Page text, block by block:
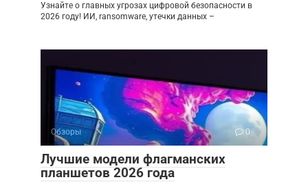
Узнайте о главных угрозах цифровой безопасности в
2026 году! ИИ, ransomware, утечки данных –
Обзоры 0
Лучшие модели флагманских
планшетов 2026 года